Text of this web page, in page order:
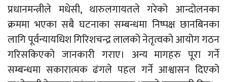
प्रधानमन्त्रीले मधेसी, थारुलगायतले गरेको आन्दोलनका
क्रममा भएका सबै घटनाका सम्बन्धमा निष्पक्ष छानबिनका
लागि पूर्वन्यायधिश गिरिशचन्द्र लालको नेतृत्वको आयोग गठन
गरिसकिएको जानकारी गराए। अन्य मागहरु पूरा गर्ने
सम्बन्धमा सकारात्मक ढंगले पहल गर्ने आश्वासन दिएको